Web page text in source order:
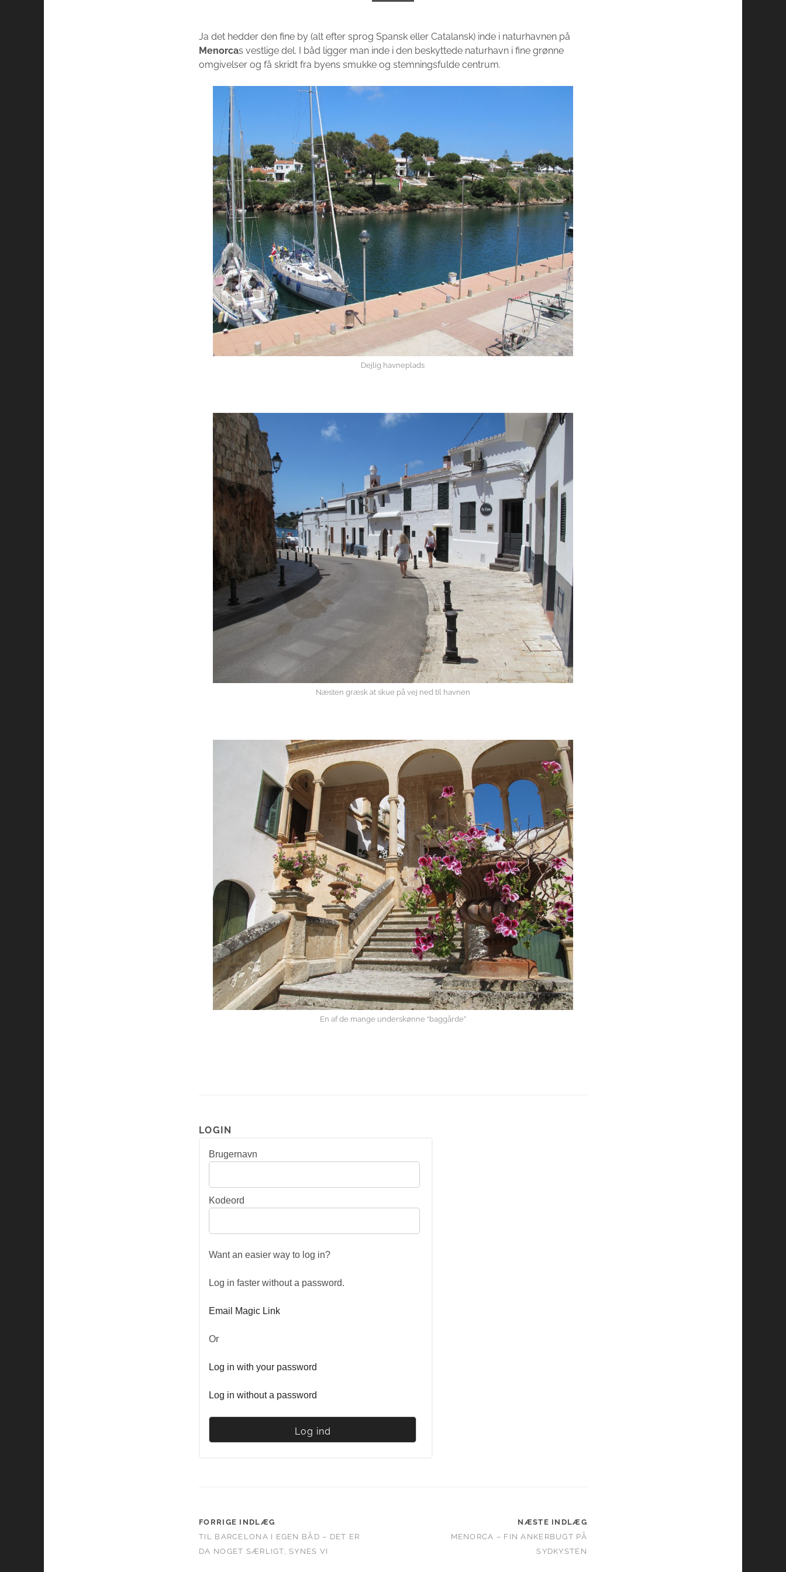
Ja det hedder den fine by (alt efter sprog Spansk eller Catalansk) inde i naturhavnen på
Menorcas vestlige del. I båd ligger man inde i den beskyttede naturhavn i fine grønne
omgivelser og få skridt fra byens smukke og stemningsfulde centrum.
Dejlig havneplads
Næsten græsk at skue på vej ned til havnen
En af de mange underskønne “baggårde”
LOGIN
Brugernavn
Kodeord
Want an easier way to log in?
Log in faster without a password.
Email Magic Link
Or
Log in with your password
Log in without a password
FORRIGE INDLÆG
TIL BARCELONA I EGEN BÅD – DET ER
DA NOGET SÆRLIGT, SYNES VI
NÆSTE INDLÆG
MENORCA – FIN ANKERBUGT PÅ
SYDKYSTEN